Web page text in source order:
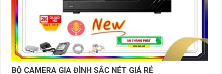
BỘ CAMERA GIA ĐÌNH SẮC NÉT GIÁ RẺ